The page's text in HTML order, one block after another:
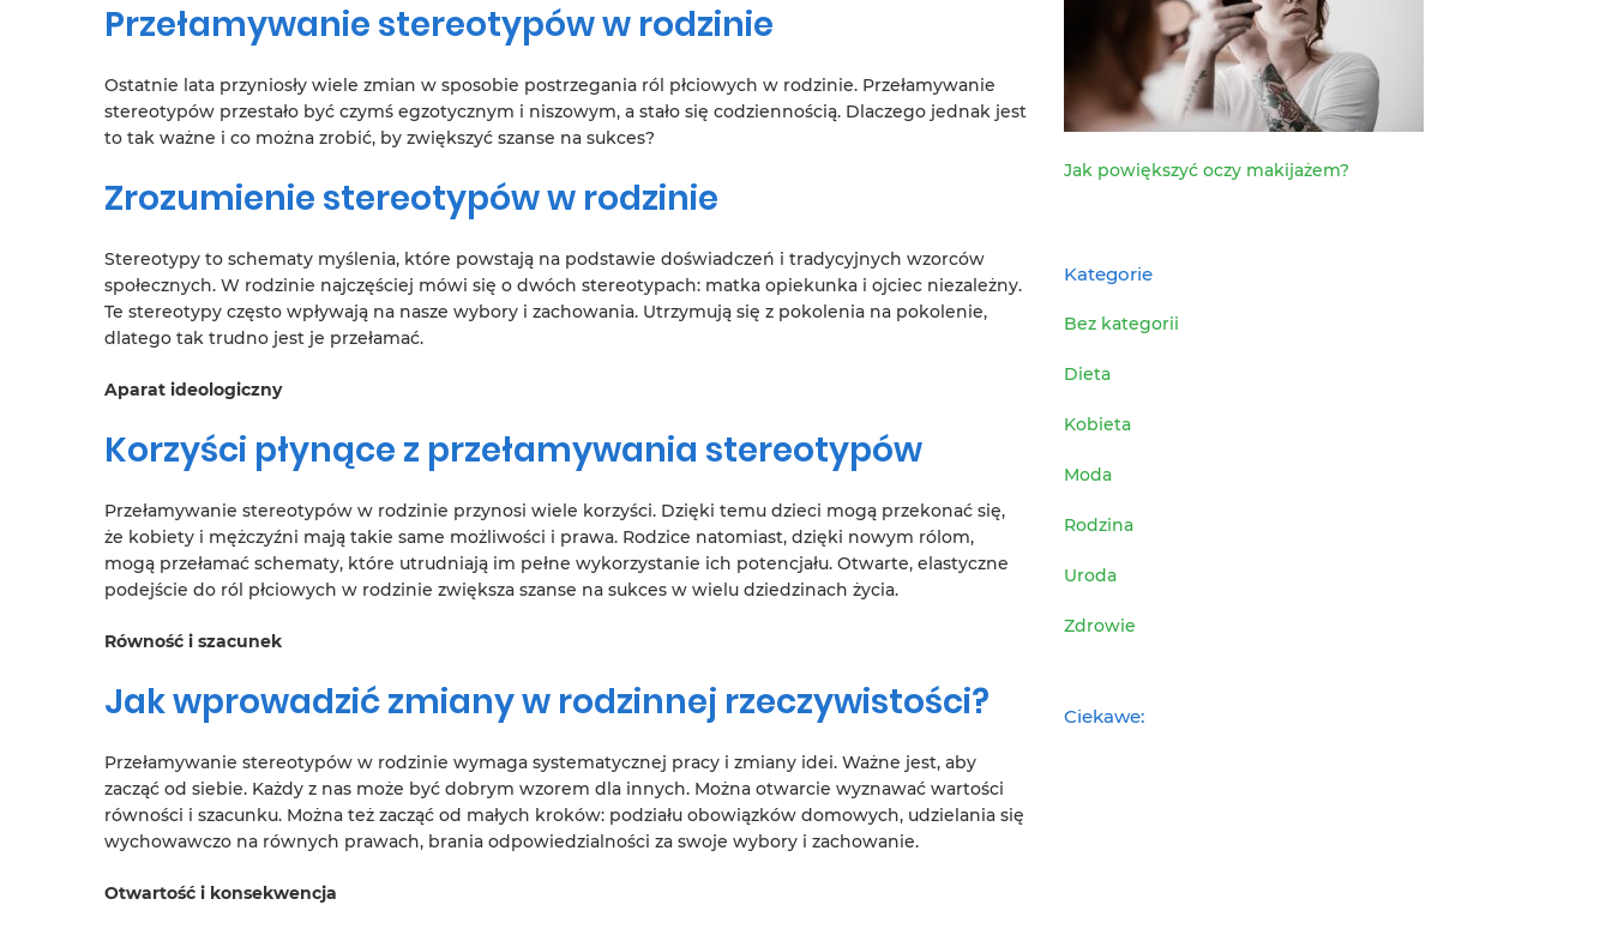
Przełamywanie stereotypów w rodzinie
Ostatnie lata przyniosły wiele zmian w sposobie postrzegania ról płciowych w rodzinie. Przełamywanie
stereotypów przestało być czymś egzotycznym i niszowym, a stało się codziennością. Dlaczego jednak jest
to tak ważne i co można zrobić, by zwiększyć szanse na sukces?
Zrozumienie stereotypów w rodzinie
Stereotypy to schematy myślenia, które powstają na podstawie doświadczeń i tradycyjnych wzorców
społecznych. W rodzinie najczęściej mówi się o dwóch stereotypach: matka opiekunka i ojciec niezależny.
Te stereotypy często wpływają na nasze wybory i zachowania. Utrzymują się z pokolenia na pokolenie,
dlatego tak trudno jest je przełamać.
Aparat ideologiczny
Korzyści płynące z przełamywania stereotypów
Przełamywanie stereotypów w rodzinie przynosi wiele korzyści. Dzięki temu dzieci mogą przekonać się,
że kobiety i mężczyźni mają takie same możliwości i prawa. Rodzice natomiast, dzięki nowym rólom,
mogą przełamać schematy, które utrudniają im pełne wykorzystanie ich potencjału. Otwarte, elastyczne
podejście do ról płciowych w rodzinie zwiększa szanse na sukces w wielu dziedzinach życia.
Równość i szacunek
Jak wprowadzić zmiany w rodzinnej rzeczywistości?
Przełamywanie stereotypów w rodzinie wymaga systematycznej pracy i zmiany idei. Ważne jest, aby
zacząć od siebie. Każdy z nas może być dobrym wzorem dla innych. Można otwarcie wyznawać wartości
równości i szacunku. Można też zacząć od małych kroków: podziału obowiązków domowych, udzielania się
wychowawczo na równych prawach, brania odpowiedzialności za swoje wybory i zachowanie.
Otwartość i konsekwencja
Jak powiększyć oczy makijażem?
Kategorie
Bez kategorii
Dieta
Kobieta
Moda
Rodzina
Uroda
Zdrowie
Ciekawe: